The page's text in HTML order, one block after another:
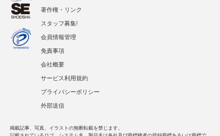
著作権・リンク
スタッフ募集!
会員情報管理
免責事項
会社概要
サービス利用規約
プライバシーポリシー
外部送信
掲載記事、写真、イラストの無断転載を禁じます。